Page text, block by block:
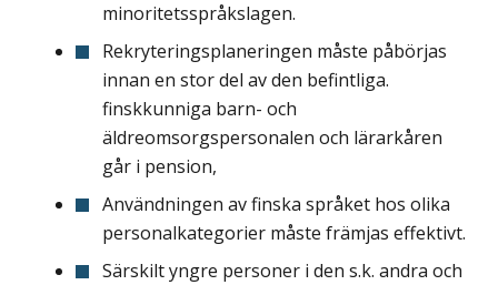
minoritetsspråkslagen.
Rekryteringsplaneringen måste påbörjas
innan en stor del av den befintliga.
finskkunniga barn- och
äldreomsorgspersonalen och lärarkåren
går i pension,
Användningen av finska språket hos olika
personalkategorier måste främjas effektivt.
Särskilt yngre personer i den s.k. andra och